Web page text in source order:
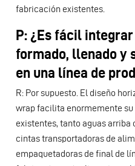
fabricación existentes.
P: ¿Es fácil
formado, llenado y
en una línea de
R: Por supuesto. El diseño
wrap facilita enormemente
existentes, tanto aguas arriba
cintas transportadoras de
empaquetadoras de final de